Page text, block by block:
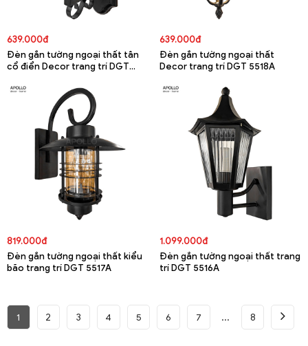
639.000đ
Đèn gắn tường ngoại thất tân
cổ điển Decor trang trí DGT
639.000đ
Đèn gắn tường ngoại thất
Decor trang trí DGT 5518A
819.000đ
Đèn gắn tường ngoại thất kiểu
bão trang trí DGT 5517A
1.099.000đ
Đèn gắn tường ngoại thất trang
trí DGT 5516A
1 2 3 4 5 6 7 8